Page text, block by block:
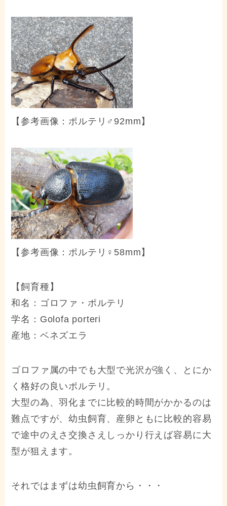
【参考画像：ポルテリ♂92mm】
【参考画像：ポルテリ♀58mm】
【飼育種】
和名：ゴロファ・ポルテリ
学名：Golofa porteri
産地：ベネズエラ
ゴロファ属の中でも大型で光沢が強く、とにか
く格好の良いポルテリ。
大型の為、羽化までに比較的時間がかかるのは
難点ですが、幼虫飼育、産卵ともに比較的容易
で途中のえさ交換さえしっかり行えば容易に大
型が狙えます。
それではまずは幼虫飼育から・・・